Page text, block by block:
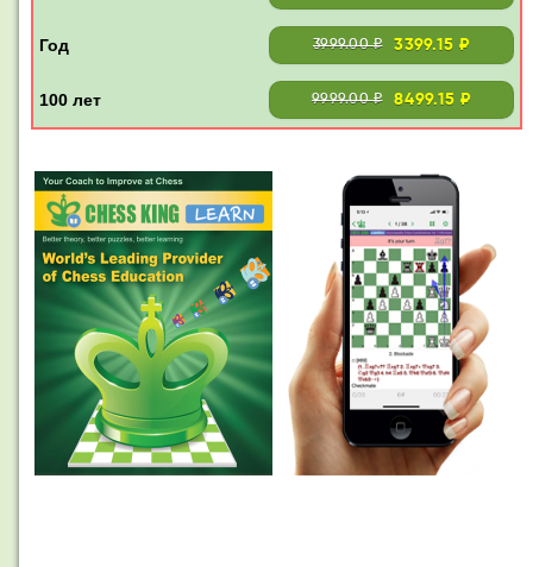
3999.00 ₽ 3399.15 ₽
9999.00 ₽ 8499.15 ₽